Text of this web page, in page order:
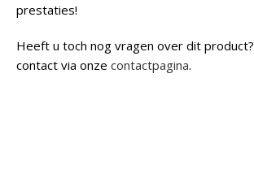
prestaties!
Heeft u toch nog vragen over dit
contact via onze contactpagina.